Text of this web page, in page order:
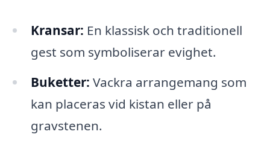
Kransar: En klassisk och traditionell
gest som symboliserar evighet.
Buketter: Vackra arrangemang som
kan placeras vid kistan eller på
gravstenen.